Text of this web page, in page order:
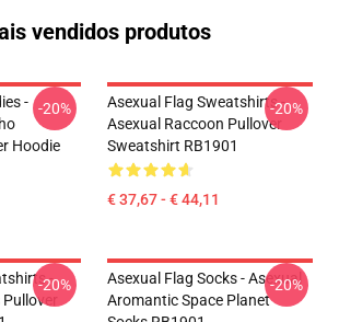
vendidos produtos
-
Hoodie
-20%
Asexual Flag Sweatshirts -
Asexual Raccoon Pullover
Sweatshirt RB1901
€ 37,67 - € 44,11
-20%
-
-20%
Asexual Flag Socks - Asexual
Aromantic Space Planet
-20%